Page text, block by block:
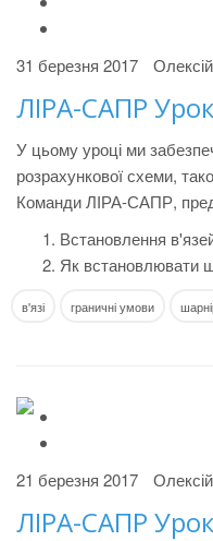
31 березня 2017
ЛІРА-САПР
У цьому уроці ми
розрахункової схеми,
Команди ЛІРА-САПР,
Встановлення
Як встановлювати
в'язі граничні умови
21 березня 2017
ЛІРА-САПР